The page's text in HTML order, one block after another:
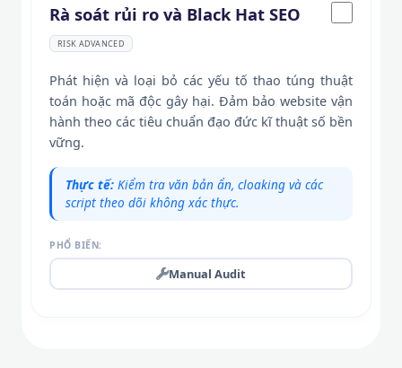
Rà soát rủi ro và Black Hat SEO
RISK ADVANCED
Phát hiện và loại bỏ các yếu tố thao túng thuật
toán hoặc mã độc gây hại. Đảm bảo website vận
hành theo các tiêu chuẩn đạo đức kĩ thuật số bền
vững.
Thực tế: Kiểm tra văn bản ẩn, cloaking và các
script theo dõi không xác thực.
PHỔ BIẾN:
Manual Audit